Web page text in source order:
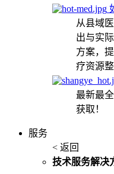
从县域
出与实
方案，
疗资源整
最新最
获取！
服务
< 返回
技术服务解决